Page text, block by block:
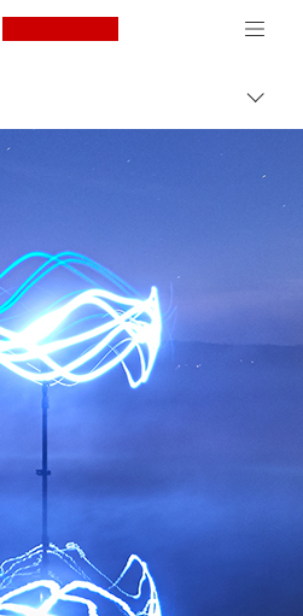
Canon Logo, back
Skift